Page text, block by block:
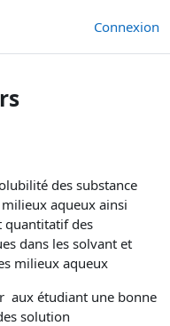
Connexion
des substance
aqueux ainsi
quantitatif des
dans les solvant et
milieux aqueux
aux étudiant une bonne
solution